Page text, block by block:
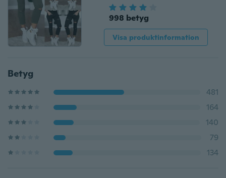
998 betyg
Visa produktinformation
Betyg
481
164
140
79
134